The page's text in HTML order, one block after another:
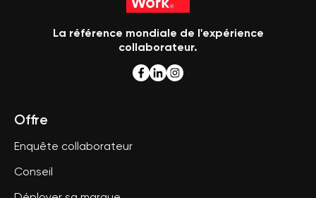
La référence mondiale de l'expérience
collaborateur.
Offre
Enquête collaborateur
Conseil